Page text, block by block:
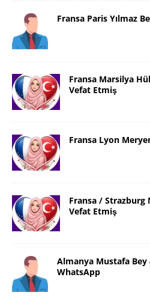
Fransa Paris Yılmaz
Fransa Marsilya
Vefat Etmiş
Fransa Lyon
Fransa / Strazburg
Vefat Etmiş
Almanya Mustafa Bey
WhatsApp